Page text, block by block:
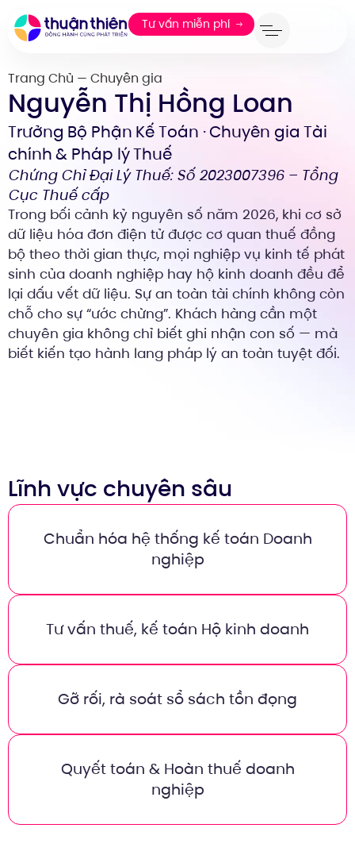
Tư vấn miễn phí
Trang Chủ — Chuyên gia
Nguyễn Thị Hồng Loan
Trưởng Bộ Phận Kế Toán · Chuyên gia Tài
chính & Pháp lý Thuế
Chứng Chỉ Đại Lý Thuế: Số 2023007396 – Tổng
Cục Thuế cấp
Trong bối cảnh kỷ nguyên số năm 2026, khi cơ sở
dữ liệu hóa đơn điện tử được cơ quan thuế đồng
bộ theo thời gian thực, mọi nghiệp vụ kinh tế phát
sinh của doanh nghiệp hay hộ kinh doanh đều để
lại dấu vết dữ liệu. Sự an toàn tài chính không còn
chỗ cho sự “ước chừng”. Khách hàng cần một
chuyên gia không chỉ biết ghi nhận con số — mà
biết kiến tạo hành lang pháp lý an toàn tuyệt đối.
Lĩnh vực chuyên sâu
Chuẩn hóa hệ thống kế toán Doanh
nghiệp
Tư vấn thuế, kế toán Hộ kinh doanh
Gỡ rối, rà soát sổ sách tồn đọng
Quyết toán & Hoàn thuế doanh
nghiệp